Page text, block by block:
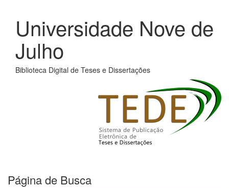
Universidade Nove de
Julho
Biblioteca Digital de Teses e Dissertações
Página de Busca